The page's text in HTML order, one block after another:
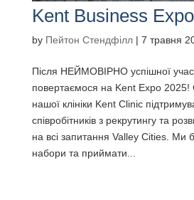
Kent Business
by Пейтон Стендфілл| 7 травня
Після НЕЙМОВІРНО успішної
повертаємося на Kent Expo 2025!
нашої клініки Kent Clinic
співробітників з рекрутингу та
на всі запитання Valley Cities. Ми
набори та приймати...